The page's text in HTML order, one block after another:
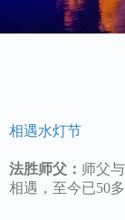
相遇水灯节
法胜师父： 师父
相遇，至今已50